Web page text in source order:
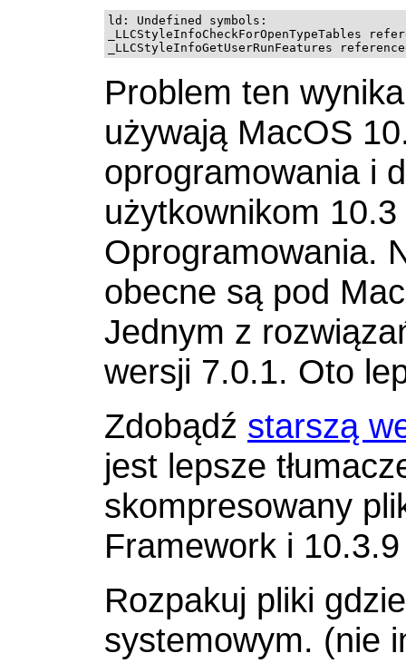
ld: Undefined symbols:
_LLCStyleInfoCheckForOpenTypeTables
Problem ten
używają MacOS
oprogramowania i
użytkownikom
Oprogramowania.
obecne są pod
Jednym z
wersji 7.0.1. Oto
Zdobądź starszą
jest lepsze
skompresowany
Framework i
Rozpakuj pliki
systemowym. (nie